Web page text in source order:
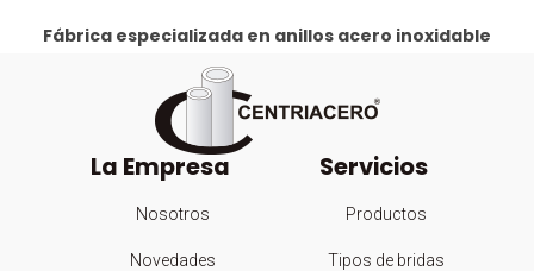
Fábrica especializada en anillos acero inoxidable
La Empresa
Nosotros
Novedades
Servicios
Productos
Tipos de bridas